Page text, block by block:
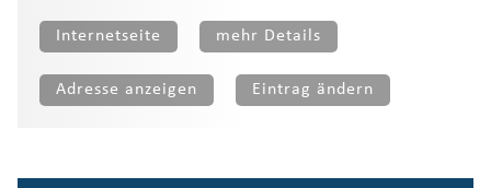
Internetseite mehr Details
Adresse anzeigen Eintrag ändern